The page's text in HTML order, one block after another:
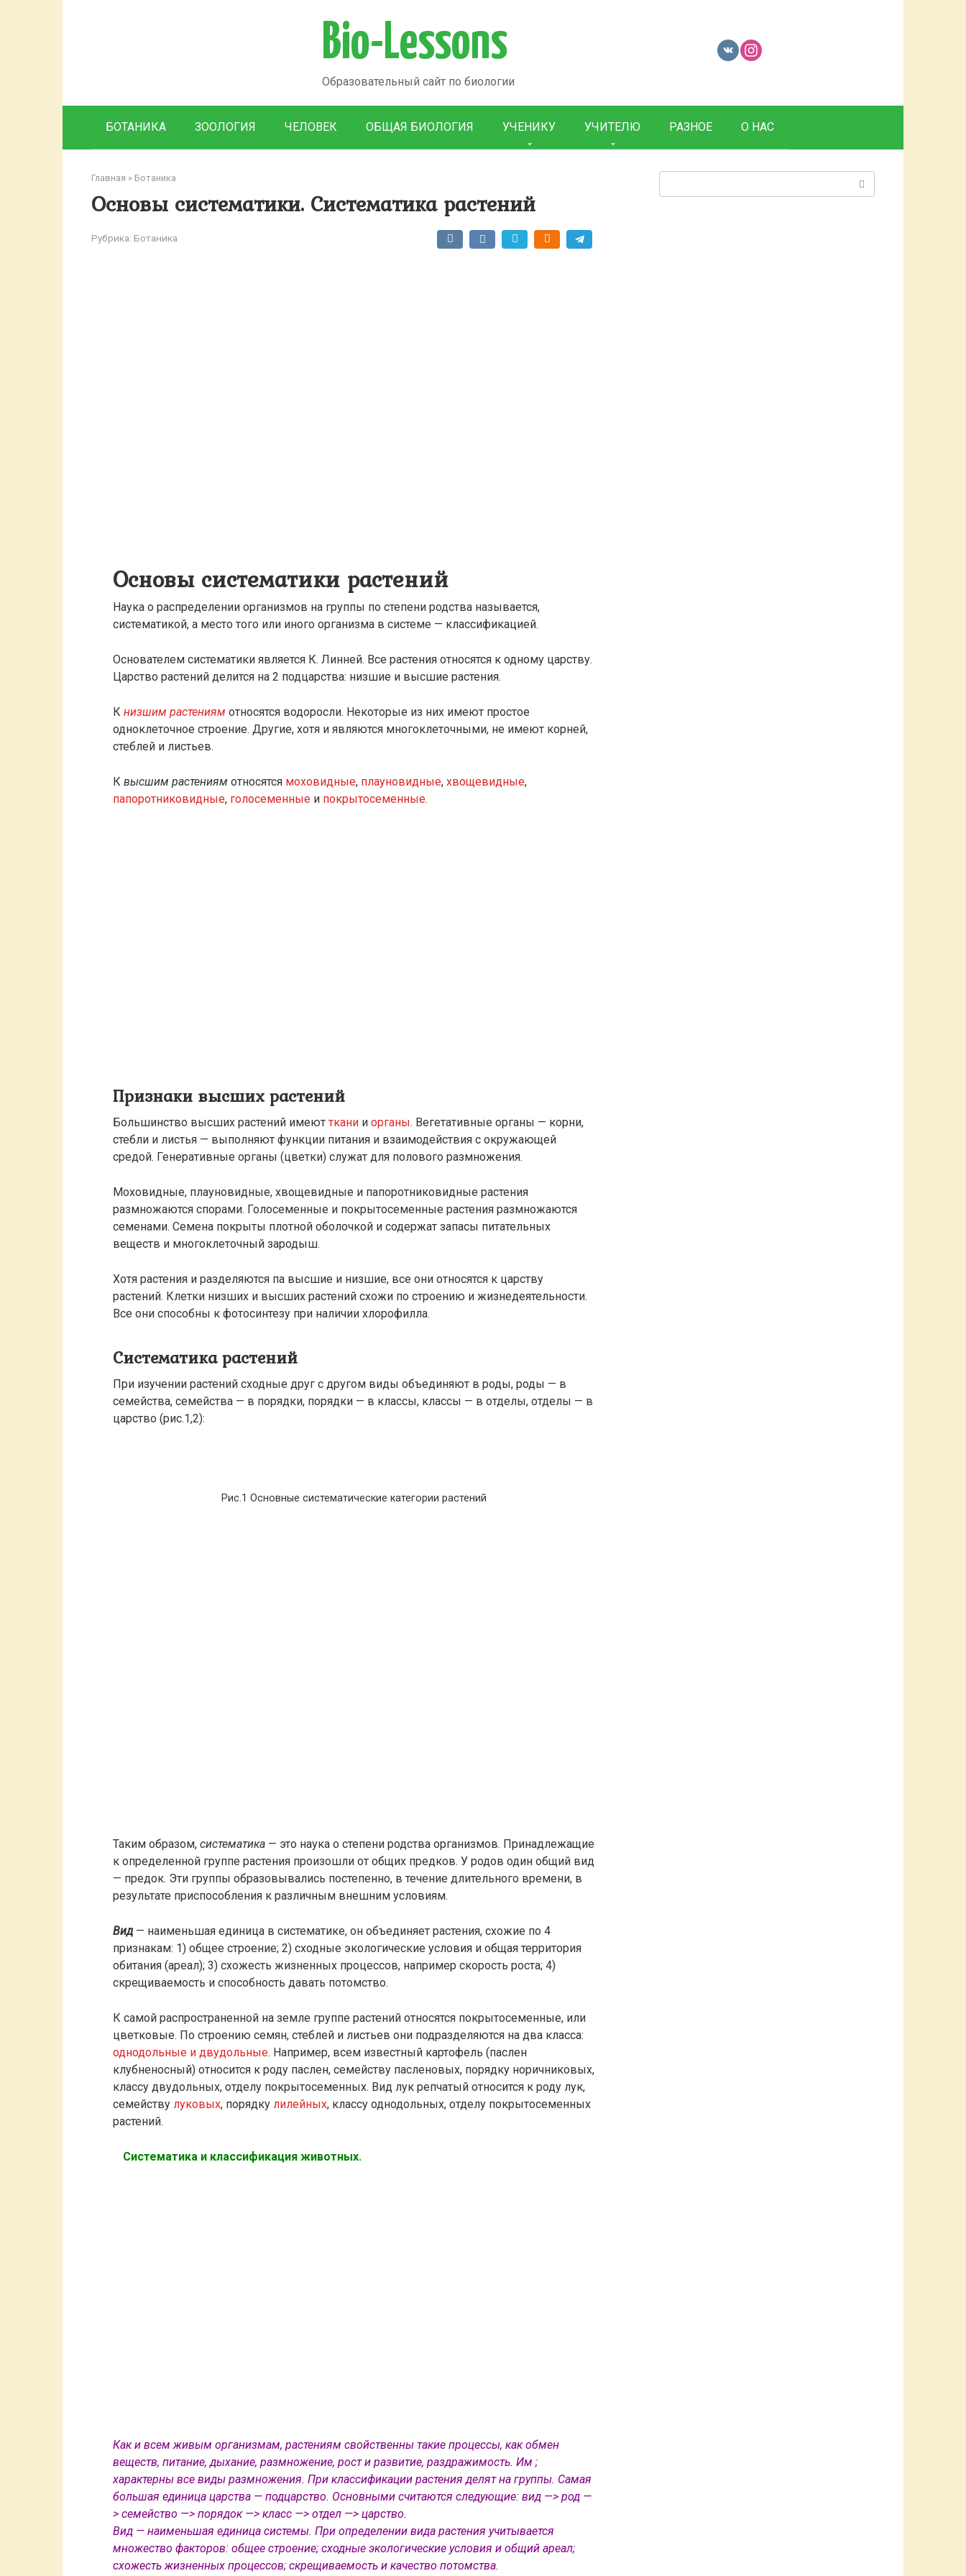
Bio-Lessons
Образовательный сайт по биологии
БОТАНИКА ЗООЛОГИЯ ЧЕЛОВЕК ОБЩАЯ БИОЛОГИЯ УЧЕНИКУ УЧИТЕЛЮ РАЗНОЕ О НАС
Главная » Ботаника
Основы систематики. Систематика растений
Рубрика: Ботаника
Основы систематики растений
Наука о распределении организмов на группы по степени родства называется,
систематикой, а место того или иного организма в системе — классификацией.
Основателем систематики является К. Линней. Все растения относятся к одному царству.
Царство растений делится на 2 подцарства: низшие и высшие растения.
К низшим растениям относятся водоросли. Некоторые из них имеют простое
одноклеточное строение. Другие, хотя и являются многоклеточными, не имеют корней,
стеблей и листьев.
К высшим растениям относятся моховидные, плауновидные, хвощевидные,
папоротниковидные, голосеменные и покрытосеменные.
Признаки высших растений
Большинство высших растений имеют ткани и органы. Вегетативные органы — корни,
стебли и листья — выполняют функции питания и взаимодействия с окружающей
средой. Генеративные органы (цветки) служат для полового размножения.
Моховидные, плауновидные, хвощевидные и папоротниковидные растения
размножаются спорами. Голосеменные и покрытосеменные растения размножаются
семенами. Семена покрыты плотной оболочкой и содержат запасы питательных
веществ и многоклеточный зародыш.
Хотя растения и разделяются па высшие и низшие, все они относятся к царству
растений. Клетки низших и высших растений схожи по строению и жизнедеятельности.
Все они способны к фотосинтезу при наличии хлорофилла.
Систематика растений
При изучении растений сходные друг с другом виды объединяют в роды, роды — в
семейства, семейства — в порядки, порядки — в классы, классы — в отделы, отделы — в
царство (рис.1,2):
Рис.1 Основные систематические категории растений
Таким образом, систематика — это наука о степени родства организмов. Принадлежащие
к определенной группе растения произошли от общих предков. У родов один общий вид
— предок. Эти группы образовывались постепенно, в течение длительного времени, в
результате приспособления к различным внешним условиям.
Вид — наименьшая единица в систематике, он объединяет растения, схожие по 4
признакам: 1) общее строение; 2) сходные экологические условия и общая территория
обитания (ареал); 3) схожесть жизненных процессов, например скорость роста; 4)
скрещиваемость и способность давать потомство.
К самой распространенной на земле группе растений относятся покрытосеменные, или
цветковые. По строению семян, стеблей и листьев они подразделяются на два класса:
однодольные и двудольные. Например, всем известный картофель (паслен
клубненосный) относится к роду паслен, семейству пасленовых, порядку норичниковых,
классу двудольных, отделу покрытосеменных. Вид лук репчатый относится к роду лук,
семейству луковых, порядку лилейных, классу однодольных, отделу покрытосеменных
растений.
Систематика и классификация животных.
Как и всем живым организмам, растениям свойственны такие процессы, как обмен
веществ, питание, дыхание, размножение, рост и развитие, раздражимость. Им ;
характерны все виды размножения. При классификации растения делят на группы. Самая
большая единица царства — подцарство. Основными считаются следующие: вид —> род —
> семейство —> порядок —> класс —> отдел —> царство.
Вид — наименьшая единица системы. При определении вида растения учитывается
множество факторов: общее строение; сходные экологические условия и общий ареал;
схожесть жизненных процессов; скрещиваемость и качество потомства.